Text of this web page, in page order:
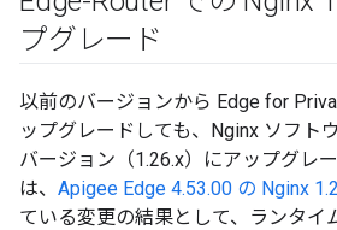
プグレード
以前のバージョンから Edge for
ップグレードしても、Nginx ソフト
バージョン（1.26.x）にアップグレ
は、 Apigee Edge 4.53.00 の Nginx
ている変更の結果として、ランタイ